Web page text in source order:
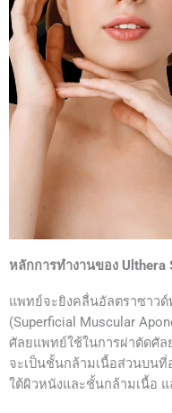
หลักการทำงานของ Ulthera
แพทย์จะยิงคลื่นอัลตราซาวด์
(Superficial Muscular
ศัลยแพทย์ใช้ในการผ่าตัดศั
จะเป็นชั้นกล้ามเนื้อส่วนบน
ใต้ผิวหนังและชั้นกล้ามเนื้อ